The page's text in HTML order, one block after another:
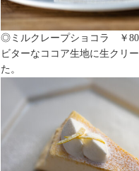
◎ミルクレープショコラ ￥
ビターなココア生地に生クリ
た。